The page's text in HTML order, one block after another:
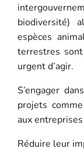
biodiversité)
espèces
terrestres
urgent d’agir.
S’engager
projets
aux
Réduire leur